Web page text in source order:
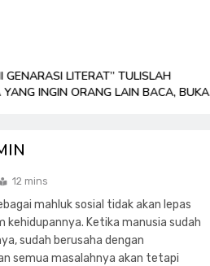
GENARASI LITERAT” TULISLAH
INGIN ORANG LAIN BACA, BUKAN
12 mins
mahluk sosial tidak akan lepas
kehidupannya. Ketika manusia sudah
sudah berusaha dengan
semua masalahnya akan tetapi